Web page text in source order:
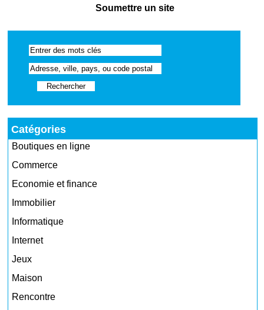
Soumettre un site
Catégories
Boutiques en ligne
Commerce
Economie et finance
Immobilier
Informatique
Internet
Jeux
Maison
Rencontre